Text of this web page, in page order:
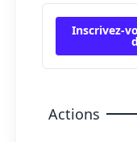
Inscrivez-
Actions